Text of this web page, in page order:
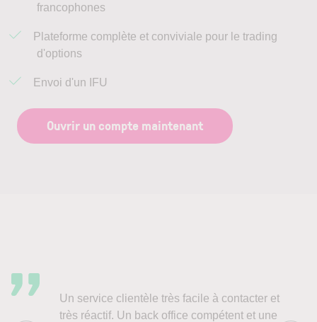
francophones
Plateforme complète et conviviale pour le trading
d'options
Envoi d'un IFU
Ouvrir un compte maintenant
Un service clientèle très facile à contacter et
très réactif. Un back office compétent et une